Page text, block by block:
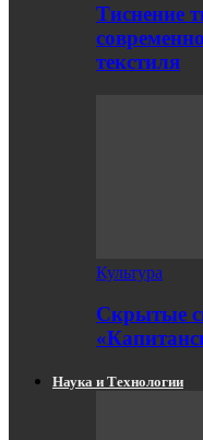
Тиснение
текстиля
Культура
Скрытые
Наука и Технологии